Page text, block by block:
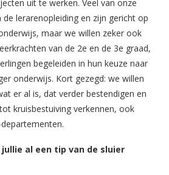
uit te werken. Veel van onze
lerarenopleiding en zijn gericht op
maar we willen zeker ook
van de 2e en de 3e graad,
begeleiden in hun keuze naar
onderwijs. Kort gezegd: we willen
er al is, dat verder bestendigen en
kruisbestuiving verkennen, ook
jullie al een tip van de sluier